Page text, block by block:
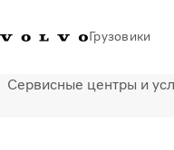
Грузовики
+77273560845Галлерея Volvo
Сервисные центры и